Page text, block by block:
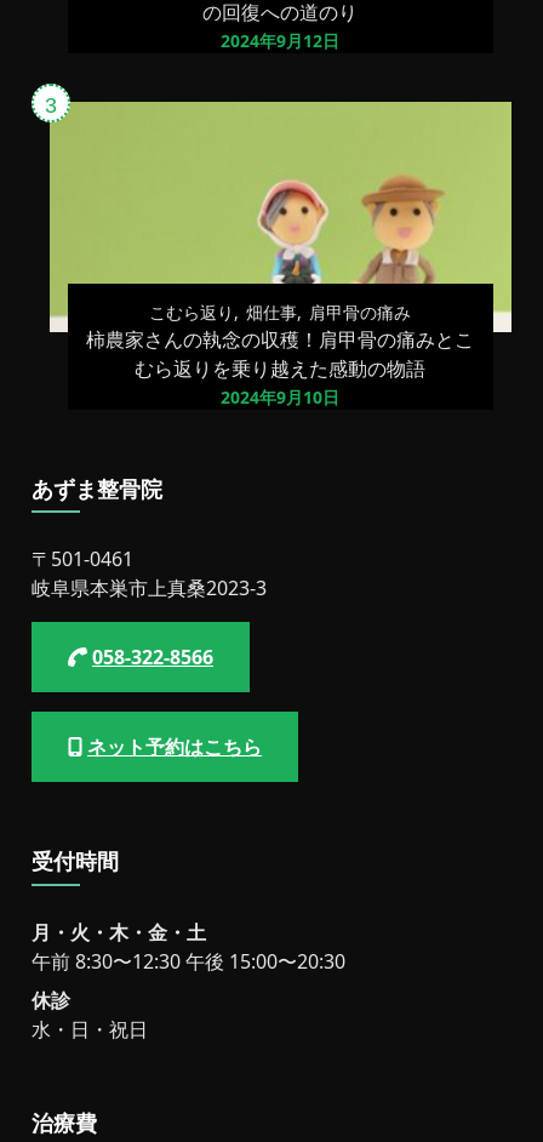
の回復への道のり
2024年9月12日
こむら返り 畑仕事 肩甲骨の痛み
柿農家さんの執念の収穫！肩甲骨の痛みとこ
むら返りを乗り越えた感動の物語
2024年9月10日
あずま整骨院
〒501-0461
岐阜県本巣市上真桑2023-3
058-322-8566
ネット予約はこちら
受付時間
月・火・木・金・土
午前 8:30〜12:30 午後 15:00〜20:30
休診
水・日・祝日
治療費